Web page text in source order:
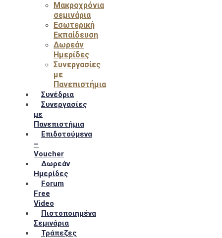
Μακροχρόνια
σεμινάρια
Εσωτερική
Εκπαίδευση
Δωρεάν
Ημερίδες
Συνεργασίες
με
Πανεπιστήμια
Συνέδρια
Συνεργασίες
με
Πανεπιστήμια
Επιδοτούμενα
–
Voucher
Δωρεάν
Ημερίδες
Forum
Free
Video
Πιστοποιημένα
Σεμινάρια
Τράπεζες